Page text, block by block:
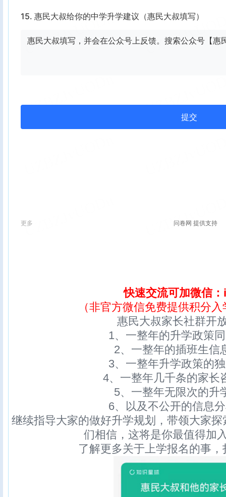
快速交流可加微信
（非官方微信免费提供积分
惠民大叔家长社群开
1、一整年的升学政策
2、一整年的插班生信
3、一整年升学政策的
4、一整年几千条的家长
5、一整年无限次的升
6、以及不公开的信息
继续指导大家的做好升学规划，带领大家
们相信，这将是你最值得加
了解更多关于上学报名的事